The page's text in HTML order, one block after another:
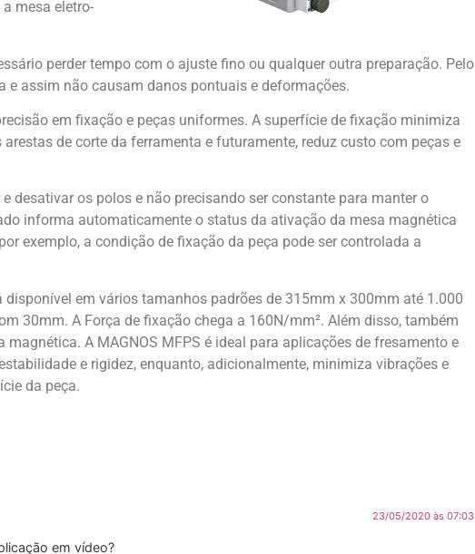
mesa eletro-
perder tempo com o ajuste fino ou qualquer outra preparação. Pelo
e assim não causam danos pontuais e deformações.
em fixação e peças uniformes. A superfície de fixação minimiza
de corte da ferramenta e futuramente, reduz custo com peças e
desativar os polos e não precisando ser constante para manter o
informa automaticamente o status da ativação da mesa magnética
exemplo, a condição de fixação da peça pode ser controlada a
disponível em vários tamanhos padrões de 315mm x 300mm até 1.000
30mm. A Força de fixação chega a 160N/mm². Além disso, também
A MAGNOS MFPS é ideal para aplicações de fresamento e
e rigidez, enquanto, adicionalmente, minimiza vibrações e
da peça.
23/05/2020 às 07:03
em vídeo?